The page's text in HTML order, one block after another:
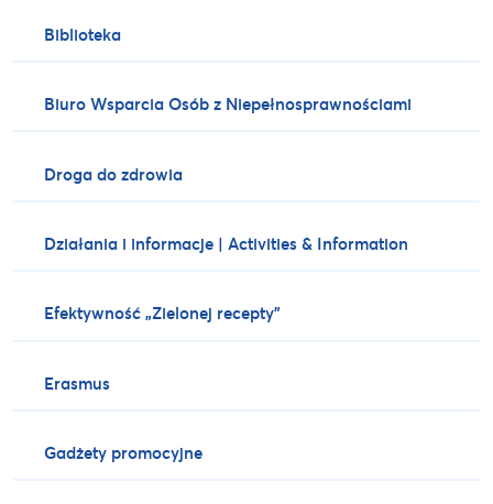
Biblioteka
Biuro Wsparcia Osób z Niepełnosprawnościami
Droga do zdrowia
Działania i informacje | Activities & Information
Efektywność „Zielonej recepty”
Erasmus
Gadżety promocyjne